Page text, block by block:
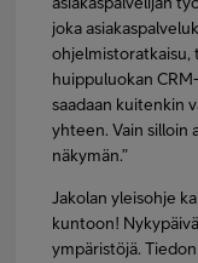
joka
ohjelmistoratkaisu,
huippuluokan
saadaan kuitenkin
yhteen. Vain silloin
näkymän.”
Jakolan yleisohje
kuntoon!
ympäristöjä.